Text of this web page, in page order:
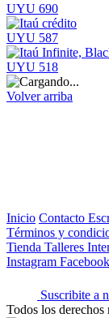
UYU 690
UYU 587
UYU 518
Volver arriba
Inicio Contacto
Términos y
Tienda Talleres
Instagram Facebook
Suscribite a
Todos los